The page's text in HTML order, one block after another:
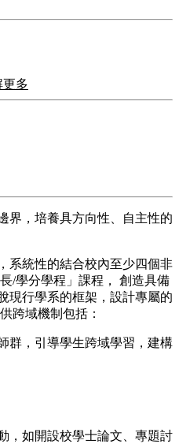
更多
界，培養具方向性、自主性的
系統性的結合校內至少四個非
/學分學程」課程， 創造具備
現行學系的框架，設計專屬的
跨域機制包括：
群，引導學生跨域學習，建構
，如開設校學士論文、專題討